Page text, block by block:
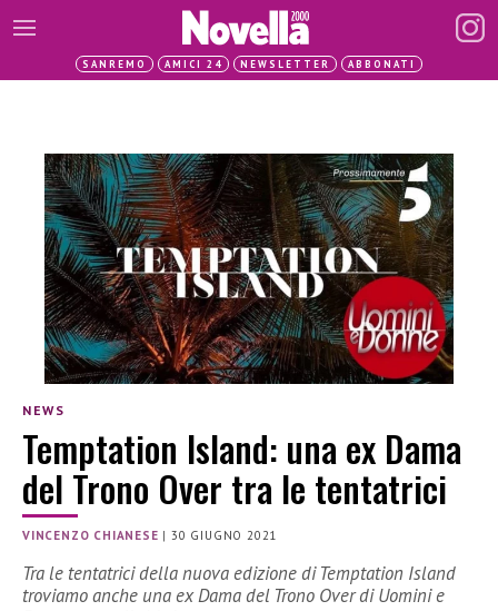
SANREMO AMICI 24 NEWSLETTER ABBONATI
NEWS
Temptation Island: una ex Dama
del Trono Over tra le tentatrici
VINCENZO CHIANESE |30 GIUGNO 2021
Tra le tentatrici della nuova edizione di Temptation Island
troviamo anche una ex Dama del Trono Over di Uomini e